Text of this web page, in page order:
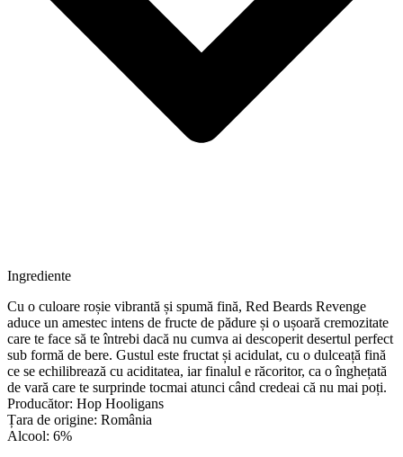
Ingrediente
Cu o culoare roșie vibrantă și spumă fină, Red Beards Revenge
aduce un amestec intens de fructe de pădure și o ușoară cremozitate
care te face să te întrebi dacă nu cumva ai descoperit desertul perfect
sub formă de bere. Gustul este fructat și acidulat, cu o dulceață fină
ce se echilibrează cu aciditatea, iar finalul e răcoritor, ca o înghețată
de vară care te surprinde tocmai atunci când credeai că nu mai poți.
Producător: Hop Hooligans
Țara de origine: România
Alcool: 6%